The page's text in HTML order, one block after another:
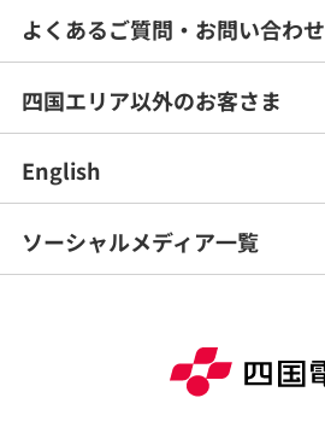
よくあるご質問・ お問い合わせ
四国エリア以外のお客さま
English
ソーシャルメディア一覧